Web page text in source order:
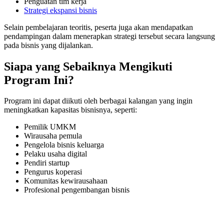
Strategi ekspansi bisnis
Selain pembelajaran teoritis, peserta juga akan mendapatkan
pendampingan dalam menerapkan strategi tersebut secara langsung
pada bisnis yang dijalankan.
Siapa yang Sebaiknya Mengikuti
Program Ini?
Program ini dapat diikuti oleh berbagai kalangan yang ingin
meningkatkan kapasitas bisnisnya, seperti:
Pemilik UMKM
Wirausaha pemula
Pengelola bisnis keluarga
Pelaku usaha digital
Pendiri startup
Pengurus koperasi
Komunitas kewirausahaan
Profesional pengembangan bisnis